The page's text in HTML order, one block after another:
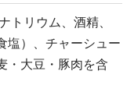
トリウム、酒精、
塩）、チャーシュー
・大豆・豚肉を含